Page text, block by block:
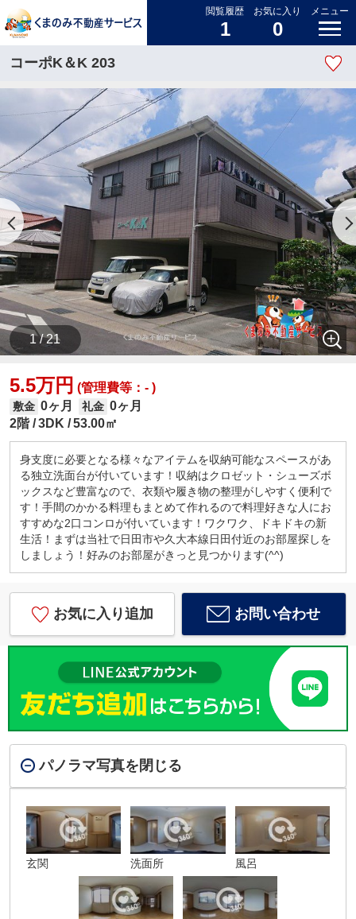
閲覧履歴
1
お気に入り
0
メニュー
コーポK＆K 203
1 / 21
5.5万円 (管理費等：- )
敷金 0ヶ月 礼金 0ヶ月
2階 3DK 53.00㎡
身支度に必要となる様々なアイテムを収納可能なスペースがあ
る独立洗面台が付いています！収納はクロゼット・シューズボ
ックスなど豊富なので、衣類や履き物の整理がしやすく便利で
す！手間のかかる料理もまとめて作れるので料理好きな人にお
すすめな2口コンロが付いています！ワクワク、ドキドキの新
生活！まずは当社で日田市や久大本線日田付近のお部屋探しを
しましょう！好みのお部屋がきっと見つかります(^^)
お気に入り追加 お問い合わせ
パノラマ写真を閉じる
玄関 洗面所 風呂